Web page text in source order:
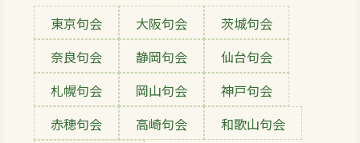
東京句会 大阪句会
茨城句会
奈良句会
静岡句会
仙台句会
札幌句会
岡山句会
神戸句会
赤穂句会
高崎句会
和歌山句会